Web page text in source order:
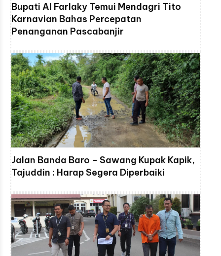
Bupati Al Farlaky Temui Mendagri Tito
Karnavian Bahas Percepatan
Penanganan Pascabanjir
Jalan Banda Baro – Sawang Kupak Kapik,
Tajuddin : Harap Segera Diperbaiki